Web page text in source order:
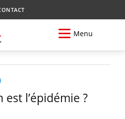
Menu
est l’épidémie ?